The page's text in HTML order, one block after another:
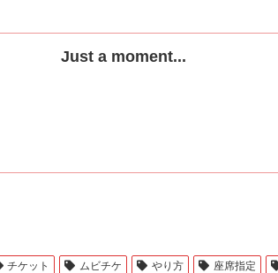
Just a moment...
チケット ムビチケ やり方 座席指定